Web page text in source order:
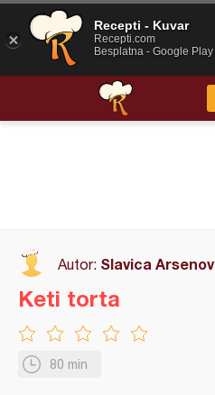
Autor: Slavica Arsenov
80 min
Keti torta
Recepti - Kuvar
Recepti.com
Besplatna - Google Play